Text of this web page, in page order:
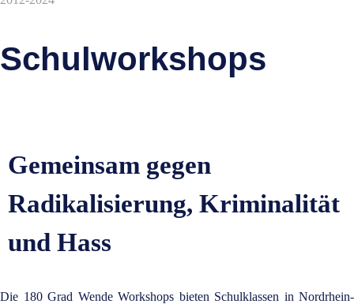
Schulworkshops
Gemeinsam gegen
Radikalisierung, Kriminalität
und Hass
Die 180 Grad Wende Workshops bieten Schulklassen in Nordrhein-